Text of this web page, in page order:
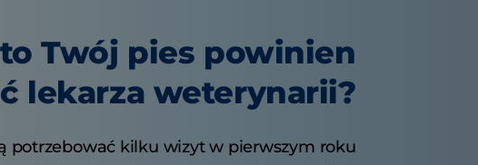
Twój pies powinien
lekarza weterynarii?
potrzebować kilku wizyt w pierwszym roku